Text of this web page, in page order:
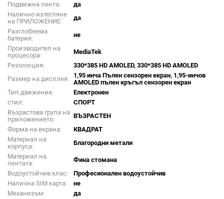
Подвижна лента:
да
Налично изтегляне
на ПРИЛОЖЕНИЕ:
да
Разглобяема
батерия:
не
Производител на
процесора:
MediaTek
Резолюция:
330*385 HD AMOLED, 330*385 HD AMOLED
Размер на дисплея:
1,95 инча Пълен сензорен екран, 1,95-инчов
AMOLED пълен кръгъл сензорен екран
Тип движение:
Електронен
стил:
СПОРТ
Възрастова група на
приложението:
ВЪЗРАСТЕН
Форма на екрана:
КВАДРАТ
Материал на
корпуса:
Благородни метали
Материал на
лентата:
Фина стомана
Водоустойчив клас:
Професионален водоустойчив
Налична SIM карта:
не
Механизъм:
да